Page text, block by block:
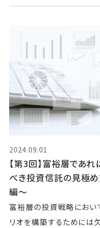
2024.09.01
【第3回】富裕層であ
べき投資信託の見極
編〜
富裕層の投資戦略におい
リオを構築するためには